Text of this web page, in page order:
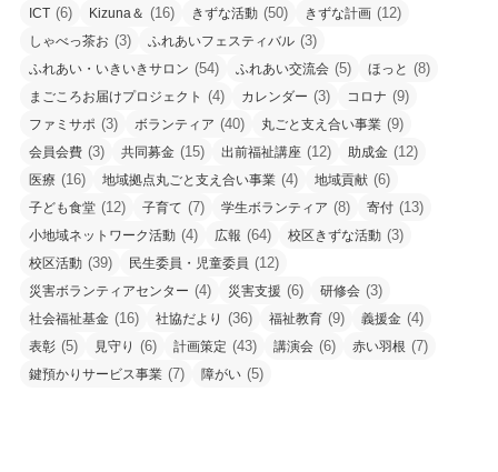
ICT (6) Kizuna＆ (16) きずな活動 (50) きずな計画 (12)
しゃべっ茶お (3) ふれあいフェスティバル (3)
ふれあい・いきいきサロン (54) ふれあい交流会 (5) ほっと (8)
まごころお届けプロジェクト (4) カレンダー (3) コロナ (9)
ファミサポ (3) ボランティア (40) 丸ごと支え合い事業 (9)
会員会費 (3) 共同募金 (15) 出前福祉講座 (12) 助成金 (12)
医療 (16) 地域拠点丸ごと支え合い事業 (4) 地域貢献 (6)
子ども食堂 (12) 子育て (7) 学生ボランティア (8) 寄付 (13)
小地域ネットワーク活動 (4) 広報 (64) 校区きずな活動 (3)
校区活動 (39) 民生委員・児童委員 (12)
災害ボランティアセンター (4) 災害支援 (6) 研修会 (3)
社会福祉基金 (16) 社協だより (36) 福祉教育 (9) 義援金 (4)
表彰 (5) 見守り (6) 計画策定 (43) 講演会 (6) 赤い羽根 (7)
鍵預かりサービス事業 (7) 障がい (5)